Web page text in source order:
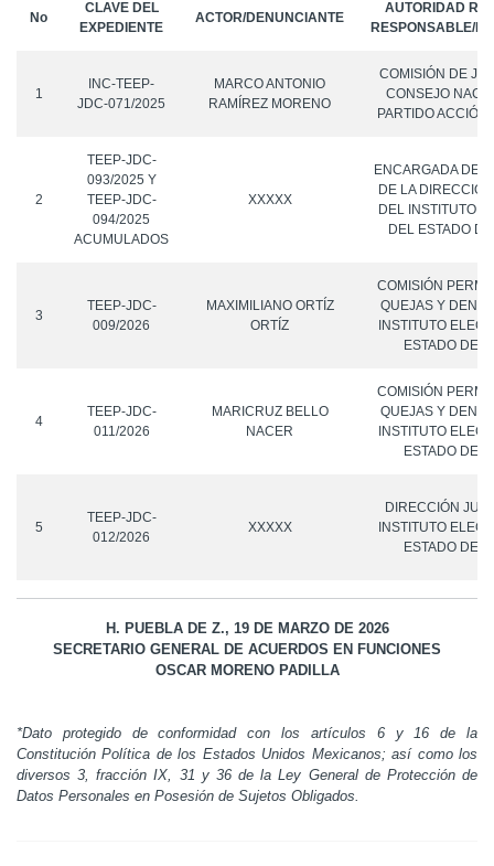
No
CLAVE DEL
EXPEDIENTE
ACTOR/DENUNCIANTE
AUTORIDAD
RESPONSABLE/
1
INC-TEEP-
JDC-071/2025
MARCO ANTONIO
RAMÍREZ MORENO
COMISIÓN DE
CONSEJO
PARTIDO
2
TEEP-JDC-
093/2025 Y
TEEP-JDC-
094/2025
ACUMULADOS
XXXXX
ENCARGADA DEL
DE LA
DEL INSTITUTO
DEL ESTADO
3
TEEP-JDC-
009/2026
MAXIMILIANO ORTÍZ
ORTÍZ
COMISIÓN
QUEJAS Y
INSTITUTO
ESTADO DE
4
TEEP-JDC-
011/2026
MARICRUZ BELLO
NACER
COMISIÓN
QUEJAS Y
INSTITUTO
ESTADO DE
5
TEEP-JDC-
012/2026
XXXXX
DIRECCIÓN
INSTITUTO
ESTADO DE
H. PUEBLA DE Z., 19 DE MARZO DE 2026
SECRETARIO GENERAL DE ACUERDOS EN FUNCIONES
OSCAR MORENO PADILLA
*Dato protegido de conformidad con los artículos 6 y 16 de la
Constitución Política de los Estados Unidos Mexicanos; así como los
diversos 3, fracción IX, 31 y 36 de la Ley General de Protección de
Datos Personales en Posesión de Sujetos Obligados.